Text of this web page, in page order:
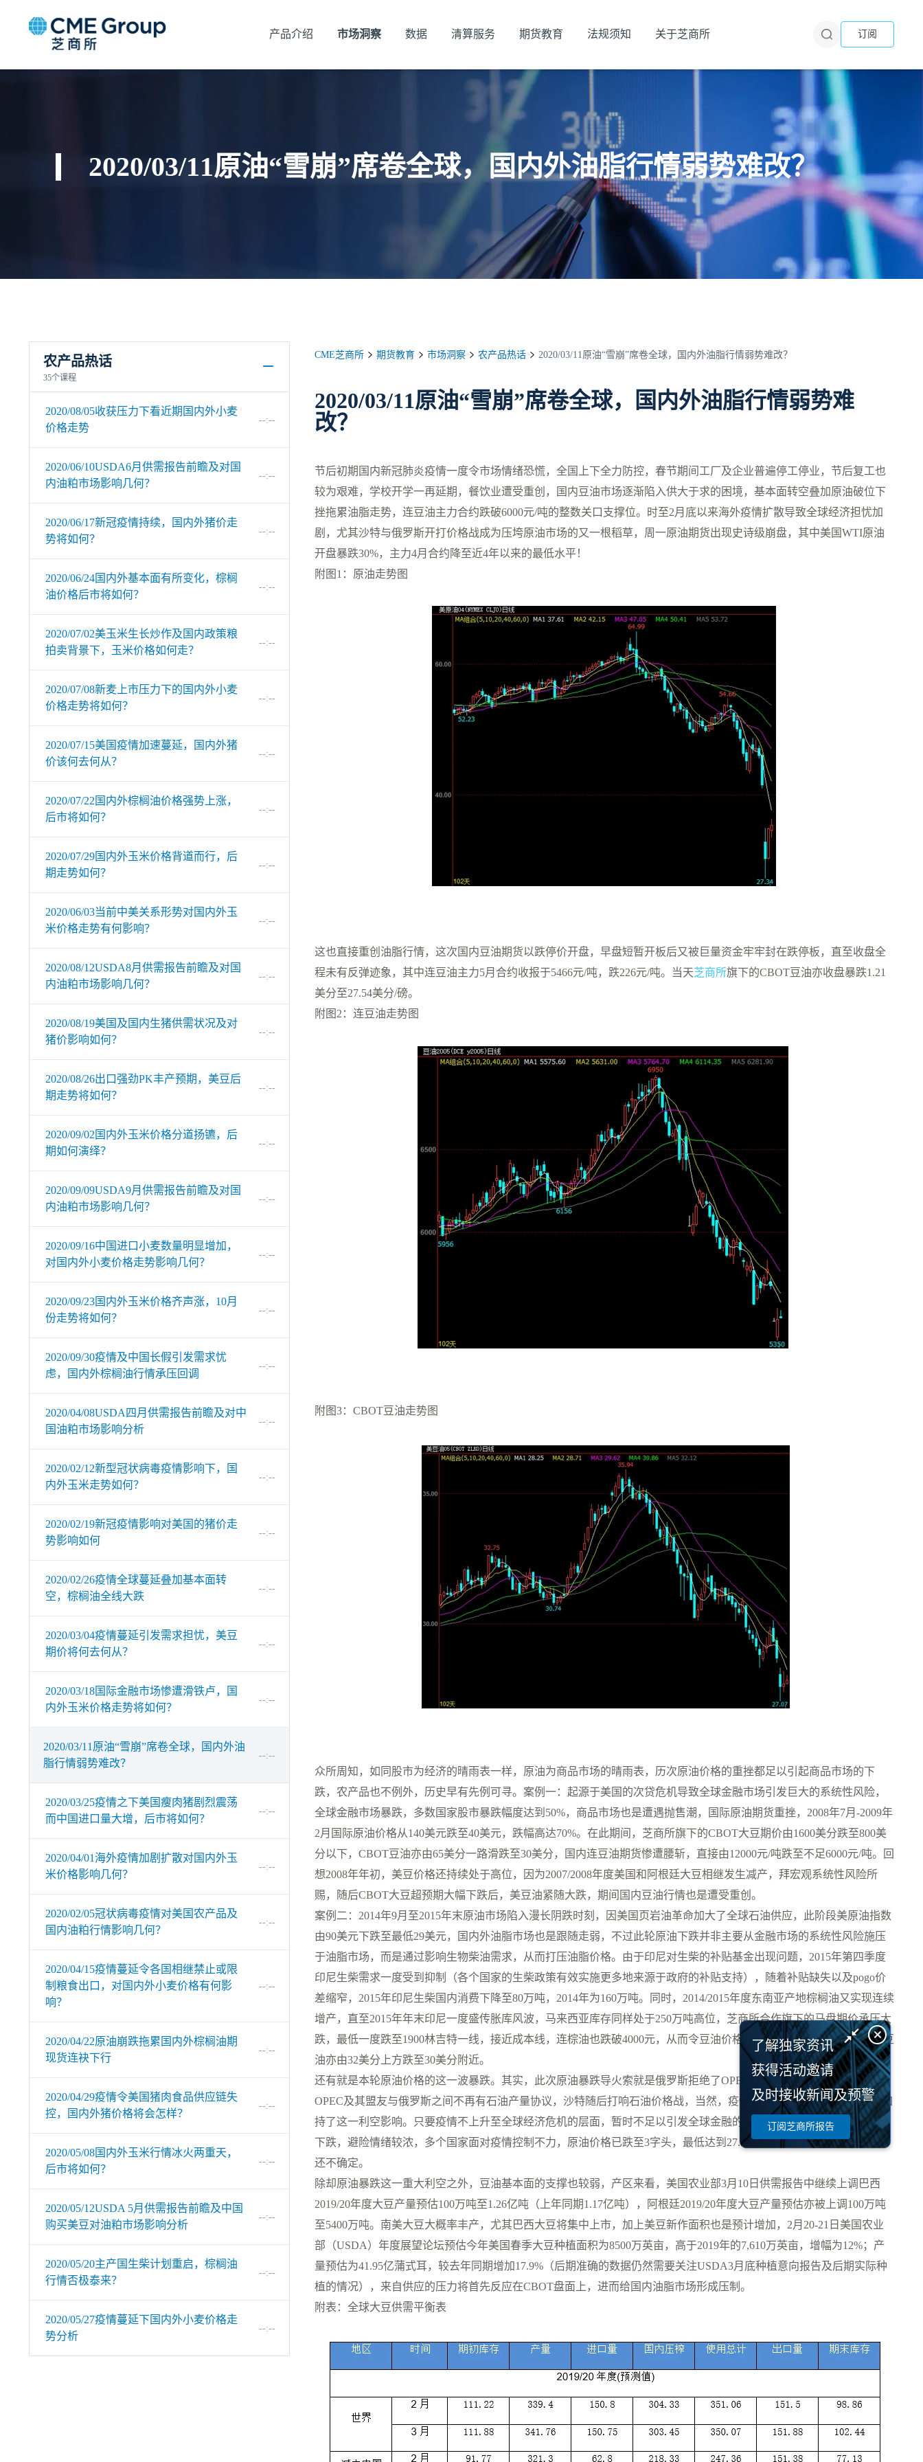
产品介绍 市场洞察 数据 清算服务 期货教育 法规须知 关于芝商所 订阅
2020/03/11原油“雪崩”席卷全球，国内外油脂行情弱势难改？
农产品热话
35个课程
2020/08/05收获压力下看近期国内外小麦
价格走势
--:--
2020/06/10USDA6月供需报告前瞻及对国
内油粕市场影响几何？
--:--
2020/06/17新冠疫情持续，国内外猪价走
势将如何？
--:--
2020/06/24国内外基本面有所变化，棕榈
油价格后市将如何？
--:--
2020/07/02美玉米生长炒作及国内政策粮
拍卖背景下，玉米价格如何走？
--:--
2020/07/08新麦上市压力下的国内外小麦
价格走势将如何？
--:--
2020/07/15美国疫情加速蔓延，国内外猪
价该何去何从？
--:--
2020/07/22国内外棕榈油价格强势上涨，
后市将如何？
--:--
2020/07/29国内外玉米价格背道而行，后
期走势如何？
--:--
2020/06/03当前中美关系形势对国内外玉
米价格走势有何影响？
--:--
2020/08/12USDA8月供需报告前瞻及对国
内油粕市场影响几何？
--:--
2020/08/19美国及国内生猪供需状况及对
猪价影响如何？
--:--
2020/08/26出口强劲PK丰产预期，美豆后
期走势将如何？
--:--
2020/09/02国内外玉米价格分道扬镳，后
期如何演绎？
--:--
2020/09/09USDA9月供需报告前瞻及对国
内油粕市场影响几何？
--:--
2020/09/16中国进口小麦数量明显增加，
对国内外小麦价格走势影响几何？
--:--
2020/09/23国内外玉米价格齐声涨，10月
份走势将如何？
--:--
2020/09/30疫情及中国长假引发需求忧
虑，国内外棕榈油行情承压回调
--:--
2020/04/08USDA四月供需报告前瞻及对中
国油粕市场影响分析
--:--
2020/02/12新型冠状病毒疫情影响下，国
内外玉米走势如何？
--:--
2020/02/19新冠疫情影响对美国的猪价走
势影响如何
--:--
2020/02/26疫情全球蔓延叠加基本面转
空，棕榈油全线大跌
--:--
2020/03/04疫情蔓延引发需求担忧，美豆
期价将何去何从？
--:--
2020/03/18国际金融市场惨遭滑铁卢，国
内外玉米价格走势将如何？
--:--
2020/03/11原油“雪崩”席卷全球，国内外油
脂行情弱势难改？
--:--
2020/03/25疫情之下美国瘦肉猪剧烈震荡
而中国进口量大增，后市将如何？
--:--
2020/04/01海外疫情加剧扩散对国内外玉
米价格影响几何？
--:--
2020/02/05冠状病毒疫情对美国农产品及
国内油粕行情影响几何？
--:--
2020/04/15疫情蔓延令各国相继禁止或限
制粮食出口，对国内外小麦价格有何影
响？
--:--
2020/04/22原油崩跌拖累国内外棕榈油期
现货连袂下行
--:--
2020/04/29疫情令美国猪肉食品供应链失
控，国内外猪价格将会怎样？
--:--
2020/05/08国内外玉米行情冰火两重天，
后市将如何？
--:--
2020/05/12USDA 5月供需报告前瞻及中国
购买美豆对油粕市场影响分析
--:--
2020/05/20主产国生柴计划重启，棕榈油
行情否极泰来？
--:--
2020/05/27疫情蔓延下国内外小麦价格走
势分析
--:--
CME芝商所 期货教育 市场洞察 农产品热话 2020/03/11原油“雪崩”席卷全球，国内外油脂行情弱势难改？
2020/03/11原油“雪崩”席卷全球，国内外油脂行情弱势难
改？
节后初期国内新冠肺炎疫情一度令市场情绪恐慌，全国上下全力防控，春节期间工厂及企业普遍停工停业，节后复工也
较为艰难，学校开学一再延期，餐饮业遭受重创，国内豆油市场逐渐陷入供大于求的困境，基本面转空叠加原油破位下
挫拖累油脂走势，连豆油主力合约跌破6000元/吨的整数关口支撑位。时至2月底以来海外疫情扩散导致全球经济担忧加
剧，尤其沙特与俄罗斯开打价格战成为压垮原油市场的又一根稻草，周一原油期货出现史诗级崩盘，其中美国WTI原油
开盘暴跌30%，主力4月合约降至近4年以来的最低水平！
附图1：原油走势图
这也直接重创油脂行情，这次国内豆油期货以跌停价开盘，早盘短暂开板后又被巨量资金牢牢封在跌停板，直至收盘全
程未有反弹迹象，其中连豆油主力5月合约收报于5466元/吨，跌226元/吨。当天芝商所旗下的CBOT豆油亦收盘暴跌1.21
美分至27.54美分/磅。
附图2：连豆油走势图
附图3：CBOT豆油走势图
众所周知，如同股市为经济的晴雨表一样，原油为商品市场的晴雨表，历次原油价格的重挫都足以引起商品市场的下
跌，农产品也不例外，历史早有先例可寻。案例一：起源于美国的次贷危机导致全球金融市场引发巨大的系统性风险，
全球金融市场暴跌，多数国家股市暴跌幅度达到50%，商品市场也是遭遇抛售潮，国际原油期货重挫，2008年7月-2009年
2月国际原油价格从140美元跌至40美元，跌幅高达70%。在此期间，芝商所旗下的CBOT大豆期价由1600美分跌至800美
分以下，CBOT豆油亦由65美分一路滑跌至30美分，国内连豆油期货惨遭腰斩，直接由12000元/吨跌至不足6000元/吨。回
想2008年年初，美豆价格还持续处于高位，因为2007/2008年度美国和阿根廷大豆相继发生减产，拜宏观系统性风险所
赐，随后CBOT大豆超预期大幅下跌后，美豆油紧随大跌，期间国内豆油行情也是遭受重创。
案例二：2014年9月至2015年末原油市场陷入漫长阴跌时刻，因美国页岩油革命加大了全球石油供应，此阶段美原油指数
由90美元下跌至最低29美元，国内外油脂市场也是跟随走弱，不过此轮原油下跌并非主要从金融市场的系统性风险施压
于油脂市场，而是通过影响生物柴油需求，从而打压油脂价格。由于印尼对生柴的补贴基金出现问题，2015年第四季度
印尼生柴需求一度受到抑制（各个国家的生柴政策有效实施更多地来源于政府的补贴支持），随着补贴缺失以及pogo价
差缩窄，2015年印尼生柴国内消费下降至80万吨，2014年为160万吨。同时，2014/2015年度东南亚产地棕榈油又实现连续
增产，直至2015年年末印尼一度盛传胀库风波，马来西亚库存同样处于250万吨高位，芝商所合作旗下的马盘期价承压大
跌，最低一度跌至1900林吉特一线，接近成本线，连棕油也跌破4000元，从而令豆油价格承压不断走低，此阶段CBOT豆
油亦由32美分上方跌至30美分附近。
还有就是本轮原油价格的这一波暴跌。其实，此次原油暴跌导火索就是俄罗斯拒绝了OPEC提出的进一步减产，并提出
OPEC及其盟友与俄罗斯之间不再有石油产量协议，沙特随后打响石油价格战，当然，疫情蔓延超预期引发需求担忧也加
持了这一利空影响。只要疫情不上升至全球经济危机的层面，暂时不足以引发全球金融的系统性风险，但当前全球股市
下跌，避险情绪较浓，多个国家面对疫情控制不力，原油价格已跌至3字头，最低达到27.34美元/桶，目前是否已经见底
还不确定。
除却原油暴跌这一重大利空之外，豆油基本面的支撑也较弱，产区来看，美国农业部3月10日供需报告中继续上调巴西
2019/20年度大豆产量预估100万吨至1.26亿吨（上年同期1.17亿吨），阿根廷2019/20年度大豆产量预估亦被上调100万吨
至5400万吨。南美大豆大概率丰产，尤其巴西大豆将集中上市，加上美豆新作面积也是预计增加，2月20-21日美国农业
部（USDA）年度展望论坛预估今年美国春季大豆种植面积为8500万英亩，高于2019年的7,610万英亩，增幅为12%；产
量预估为41.95亿蒲式耳，较去年同期增加17.9%（后期准确的数据仍然需要关注USDA3月底种植意向报告及后期实际种
植的情况），来自供应的压力将首先反应在CBOT盘面上，进而给国内油脂市场形成压制。
附表：全球大豆供需平衡表
了解独家资讯
获得活动邀请
及时接收新闻及预警
订阅芝商所报告